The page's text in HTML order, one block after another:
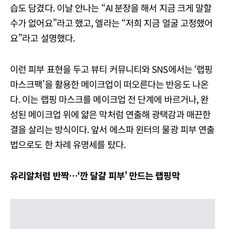
습도 담겼다. 이날 안나는 “AI 분장을 해서 지금 크게 말할
수가 없어요”라고 했고, 엘라는 “저희 지금 얼굴 고정했어
요”라고 설명했다.
이런 피부 표현을 두고 뷰티 커뮤니티와 SNS에서는 ‘랩핑
마스크팩’을 활용한 메이크업이 떠오른다는 반응도 나온
다. 이는 랩핑 마스크를 메이크업 전 단계에 바르거나, 완
성된 메이크업 위에 얇은 막처럼 연출해 광택감과 매끈한
결을 살리는 방식이다. 앞서 에스파 윈터의 물광 피부 연출
법으로도 한 차례 유명세를 탔다.
유리알처럼 반짝…‘깐 달걀 피부’만드는 랩핑막